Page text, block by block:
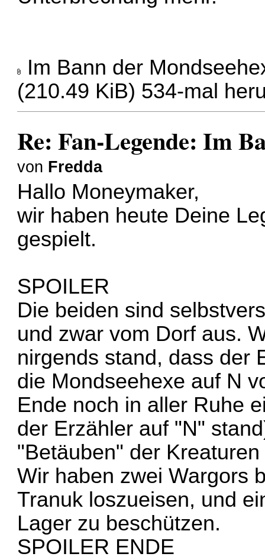
Im Bann der
(210.49 KiB) 534-mal
Re: Fan-Legende: Im
von Fredda
Hallo Moneymaker,
wir haben heute Deine
gespielt.
SPOILER
Die beiden sind
und zwar vom Dorf aus.
nirgends stand, dass der
die Mondseehexe auf N
Ende noch in aller Ruhe
der Erzähler auf "N"
"Betäuben" der
Wir haben zwei Wargors
Tranuk loszueisen, und
Lager zu beschützen.
SPOILER ENDE